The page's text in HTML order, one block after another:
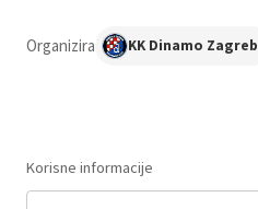
Organizira KK Dinamo Zagreb
Korisne informacije